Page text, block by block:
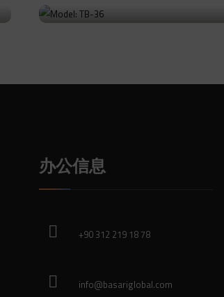
办公信息
+90 312 219 18 78
info@basariglobal.com